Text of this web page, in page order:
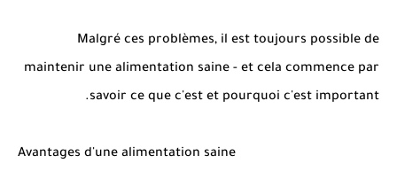
Malgré ces problèmes, il est toujours possible de
maintenir une alimentation saine - et cela commence par
savoir ce que c'est et pourquoi c'est important.
Avantages d'une alimentation saine